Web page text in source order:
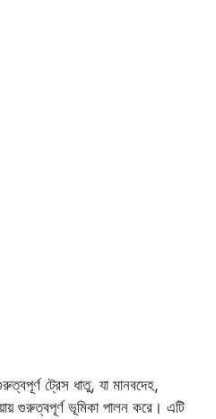
ট্রেস ধাতু, যা মানবদেহ,
গুরুত্বপূর্ণ ভূমিকা পালন করে। এটি